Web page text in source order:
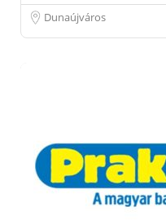
Dunaújváros